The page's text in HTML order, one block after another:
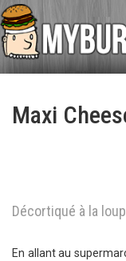
Maxi
Décortiqué à la
En allant au